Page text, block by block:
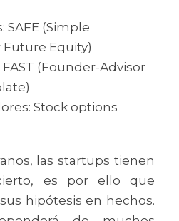
SAFE (Simple
Equity)
(Founder-Advisor
Stock options
las startups tienen
es por ello que
hipótesis en hechos.